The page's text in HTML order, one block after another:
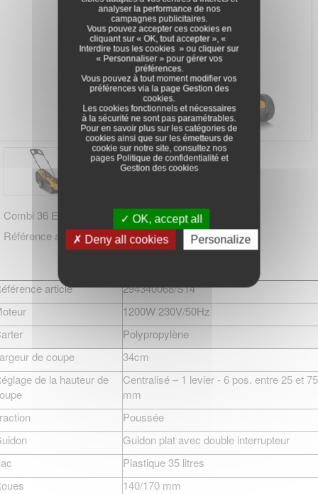
Combi 36 E
Référence article : 294340068/S14
article
294340068/S14
1200W 230V/50Hz
Polypropylène
de coupe
34cm
de la hauteur de
Centralisé – 1 levier - 6 pos. entre 25 et 75
mm
Poussée
Guidon plat avec double interrupteur
Plastique 35 litres
140/170 mm
analyser la performance de nos
campagnes publicitaires.
Vous pouvez accepter ces cookies en
cliquant sur « OK, tout accepter », «
Interdire tous les cookies » ou cliquer sur
« Personnaliser » pour gérer vos
préférences.
Vous pouvez à tout moment modifier vos
préférences via la page Gestion des
cookies.
Les cookies fonctionnels et nécessaires
à la sécurité ne sont pas paramétrables.
Pour en savoir plus sur les catégories de
cookies ainsi que sur les émetteurs de
cookie sur notre site, consultez nos
pages Politique de confidentialité et
Gestion des cookies
OK, accept all
Deny all cookies
Personalize